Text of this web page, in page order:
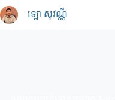
Skip
to
content
ឡោ សុវណ្ណី